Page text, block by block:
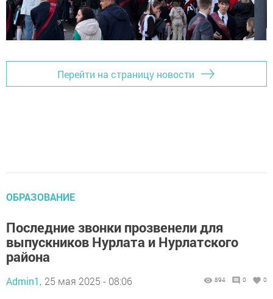
Перейти на страницу новости
ОБРАЗОВАНИЕ
Последние звонки прозвенели для
выпускников Нурлата и Нурлатского
района
Admin1, 25 мая 2025 - 08:06 894 0 0